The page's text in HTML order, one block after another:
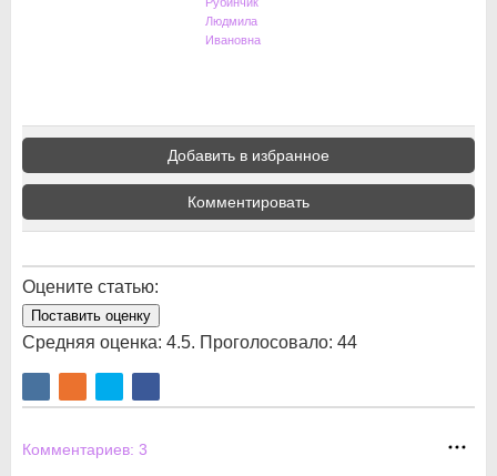
Людмила
Ивановна
Добавить в избранное
Комментировать
Оцените статью:
Поставить оценку
Средняя оценка: 4.5. Проголосовало: 44
Комментариев: 3